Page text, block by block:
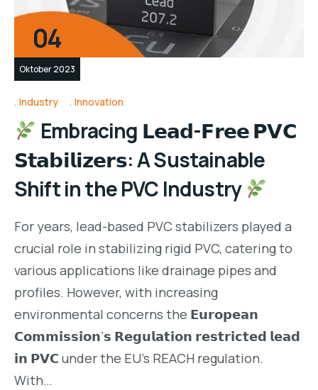
04
Oktober 2023
Industry Innovation
Embracing 𝗟𝗲𝗮𝗱-𝗙𝗿𝗲𝗲 𝗣𝗩𝗖
𝗦𝘁𝗮𝗯𝗶𝗹𝗶𝘇𝗲𝗿𝘀: A Sustainable
Shift in the PVC Industry
For years, lead-based PVC stabilizers played a
crucial role in stabilizing rigid PVC, catering to
various applications like drainage pipes and
profiles. However, with increasing
environmental concerns the 𝗘𝘂𝗿𝗼𝗽𝗲𝗮𝗻
𝗖𝗼𝗺𝗺𝗶𝘀𝘀𝗶𝗼𝗻’𝘀 𝗥𝗲𝗴𝘂𝗹𝗮𝘁𝗶𝗼𝗻 𝗿𝗲𝘀𝘁𝗿𝗶𝗰𝘁𝗲𝗱 𝗹𝗲𝗮𝗱
𝗶𝗻 𝗣𝗩𝗖 under the EU’s REACH regulation.
With…